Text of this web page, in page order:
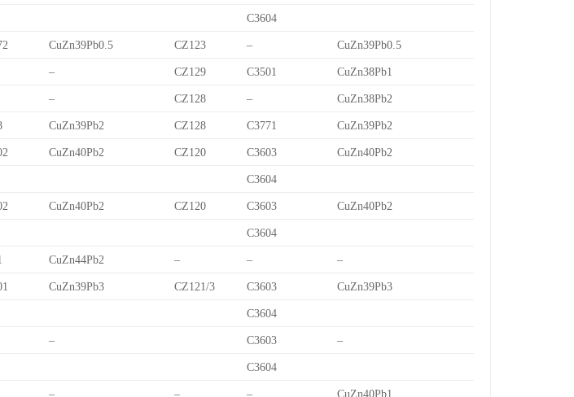
C3604
CuZn39Pb0.5 CZ123 – CuZn39Pb0.5
– CZ129 C3501 CuZn38Pb1
– CZ128 – CuZn38Pb2
CuZn39Pb2 CZ128 C3771 CuZn39Pb2
CuZn40Pb2 CZ120 C3603 CuZn40Pb2
C3604
CuZn40Pb2 CZ120 C3603 CuZn40Pb2
C3604
CuZn44Pb2 – – –
CuZn39Pb3 CZ121/3 C3603 CuZn39Pb3
C3604
– C3603 –
C3604
– – – CuZn40Pb1